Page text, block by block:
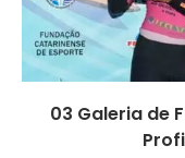
03 Galeria de